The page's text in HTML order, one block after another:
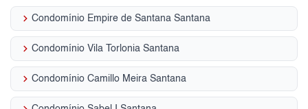
keyboard_arrow_right Condomínio Empire de Santana Santana
keyboard_arrow_right Condomínio Vila Torlonia Santana
keyboard_arrow_right Condomínio Camillo Meira Santana